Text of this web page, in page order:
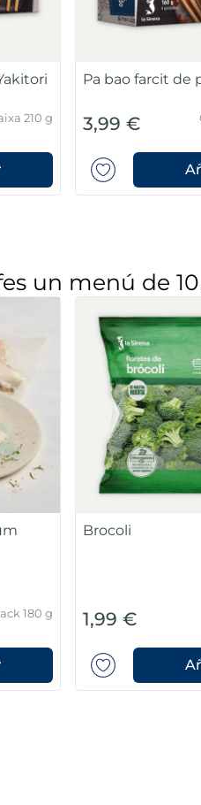
210 g
Pa bao farcit de
3,99 €
un menú de
180 g
Brocoli
1,99 €